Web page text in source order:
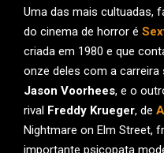
Uma das mais cultuadas,
do cinema de horror é
criada em 1980 e que
onze deles com a
Jason Voorhees, e o
rival Freddy Krueger, de
Nightmare on Elm Street,
importante psicopata